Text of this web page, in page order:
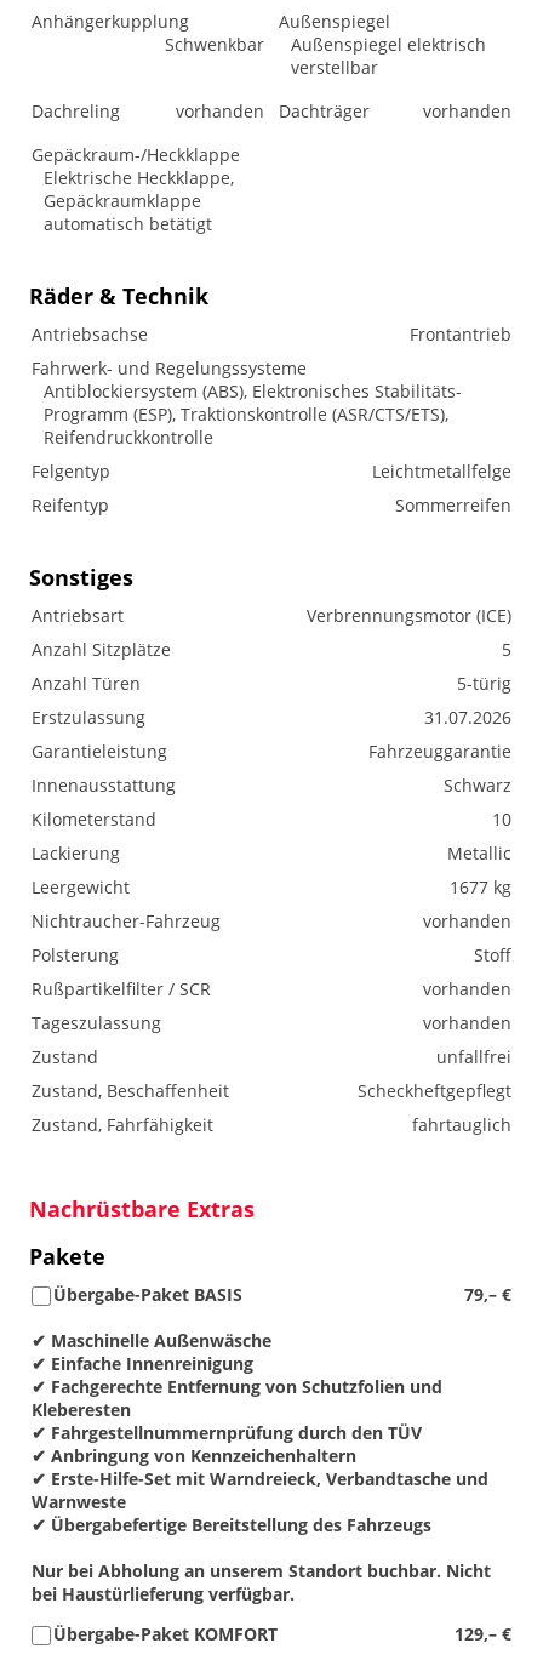
Anhängerkupplung
Schwenkbar
Außenspiegel
Außenspiegel elektrisch
verstellbar
Dachreling
vorhanden Dachträger
vorhanden
Gepäckraum-/Heckklappe
Elektrische Heckklappe,
Gepäckraumklappe
automatisch betätigt
Räder & Technik
Antriebsachse
Frontantrieb
Fahrwerk- und Regelungssysteme
Antiblockiersystem (ABS), Elektronisches Stabilitäts-
Programm (ESP), Traktionskontrolle (ASR/CTS/ETS),
Reifendruckkontrolle
Felgentyp
Leichtmetallfelge
Reifentyp
Sommerreifen
Sonstiges
Antriebsart
Verbrennungsmotor (ICE)
Anzahl Sitzplätze
5
Anzahl Türen
5-türig
Erstzulassung
31.07.2026
Garantieleistung
Fahrzeuggarantie
Innenausstattung
Schwarz
Kilometerstand
10
Lackierung
Metallic
Leergewicht
1677 kg
Nichtraucher-Fahrzeug
vorhanden
Polsterung
Stoff
Rußpartikelfilter / SCR
vorhanden
Tageszulassung
vorhanden
Zustand
unfallfrei
Zustand, Beschaffenheit
Scheckheftgepflegt
Zustand, Fahrfähigkeit
fahrtauglich
Nachrüstbare Extras
Pakete
79,– €
Übergabe-Paket BASIS
✔ Maschinelle Außenwäsche
✔ Einfache Innenreinigung
✔ Fachgerechte Entfernung von Schutzfolien und
Kleberesten
✔ Fahrgestellnummernprüfung durch den TÜV
✔ Anbringung von Kennzeichenhaltern
✔ Erste-Hilfe-Set mit Warndreieck, Verbandtasche und
Warnweste
✔ Übergabefertige Bereitstellung des Fahrzeugs
Nur bei Abholung an unserem Standort buchbar. Nicht
bei Haustürlieferung verfügbar.
129,– €
Übergabe-Paket KOMFORT